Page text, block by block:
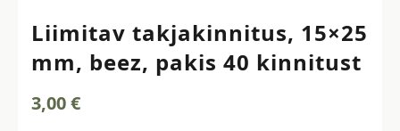
Liimitav takjakinnitus, 15×25
mm, beez, pakis 40 kinnitust
3,00€